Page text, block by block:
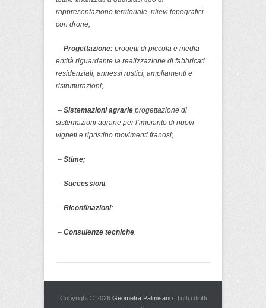
rappresentazione territoriale, rilievi topografici
con drone;
– Progettazione: progetti di piccola e media
entità riguardante la realizzazione di fabbricati
residenziali, annessi rustici, ampliamenti e
ristrutturazioni;
– Sistemazioni agrarie progettazione di
sistemazioni agrarie per l’impianto di nuovi
vigneti e ripristino movimenti franosi;
– Stime;
– Successioni;
– Riconfinazioni;
– Consulenze tecniche.
Copyright © 2026 Geometra Palmisano. Tutti i diritti